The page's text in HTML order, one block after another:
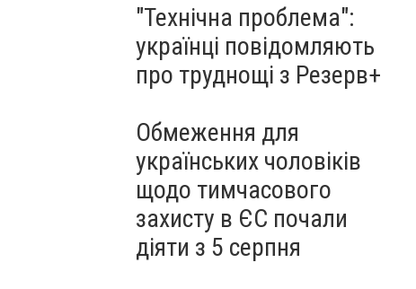
"Технічна проблема":
українці повідомляють
про труднощі з Резерв+
Обмеження для
українських чоловіків
щодо тимчасового
захисту в ЄС почали
діяти з 5 серпня